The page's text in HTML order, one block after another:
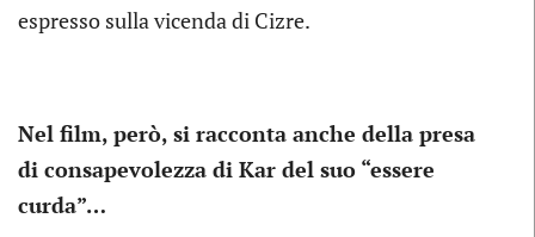
espresso sulla vicenda di Cizre.
Nel film, però, si racconta anche della presa
di consapevolezza di Kar del suo “essere
curda”…